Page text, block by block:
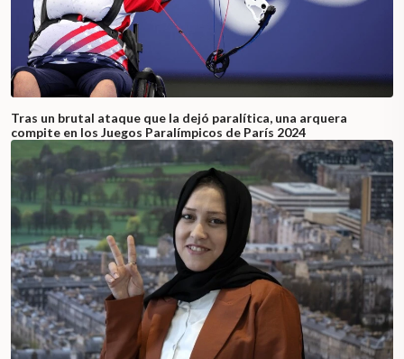
Tras un brutal ataque que la dejó paralítica, una arquera
compite en los Juegos Paralímpicos de París 2024